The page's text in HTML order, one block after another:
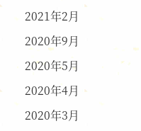
2021年2月
2020年9月
2020年5月
2020年4月
2020年3月